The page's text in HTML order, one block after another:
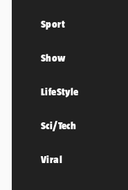
Sport
Show
LifeStyle
Sci/Tech
Viral